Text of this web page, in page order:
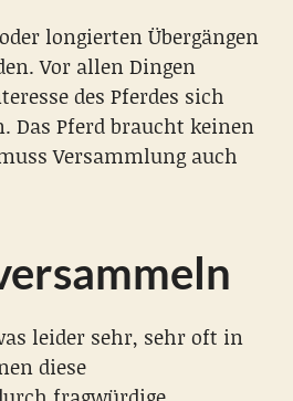
longierten Übergängen
Vor allen Dingen
des Pferdes sich
Das Pferd braucht keinen
Versammlung auch
leider sehr, sehr oft in
diese